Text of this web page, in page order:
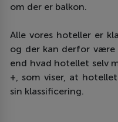
om der er balkon.
Alle vores hoteller er
og der kan derfor være
end hvad hotellet selv
+, som viser, at
sin klassificering.